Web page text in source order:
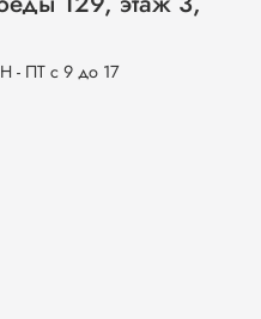
- ПТ с 9 до 17